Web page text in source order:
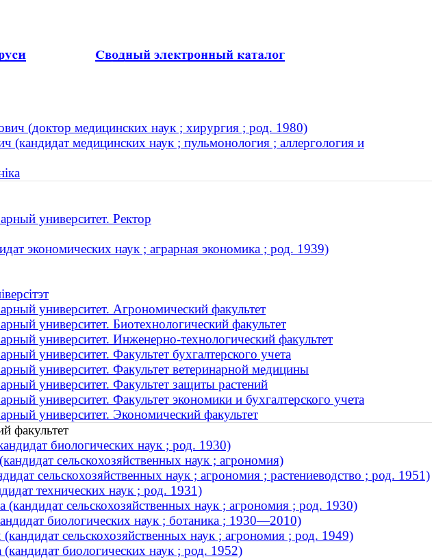
(доктор медицинских наук ; хирургия ; род. 1980)
(кандидат медицинских наук ; пульмонология ; аллергология и
университет. Ректор
экономических наук ; аграрная экономика ; род. 1939)
университет. Агрономический факультет
университет. Биотехнологический факультет
университет. Инженерно-технологический факультет
университет. Факультет бухгалтерского учета
университет. Факультет ветеринарной медицины
университет. Факультет защиты растений
университет. Факультет экономики и бухгалтерского учета
университет. Экономический факультет
факультет
биологических наук ; род. 1930)
сельскохозяйственных наук ; агрономия)
сельскохозяйственных наук ; агрономия ; растениеводство ; род. 1951)
технических наук ; род. 1931)
(кандидат сельскохозяйственных наук ; агрономия ; род. 1930)
биологических наук ; ботаника ; 1930—2010)
сельскохозяйственных наук ; агрономия ; род. 1949)
биологических наук ; род. 1952)